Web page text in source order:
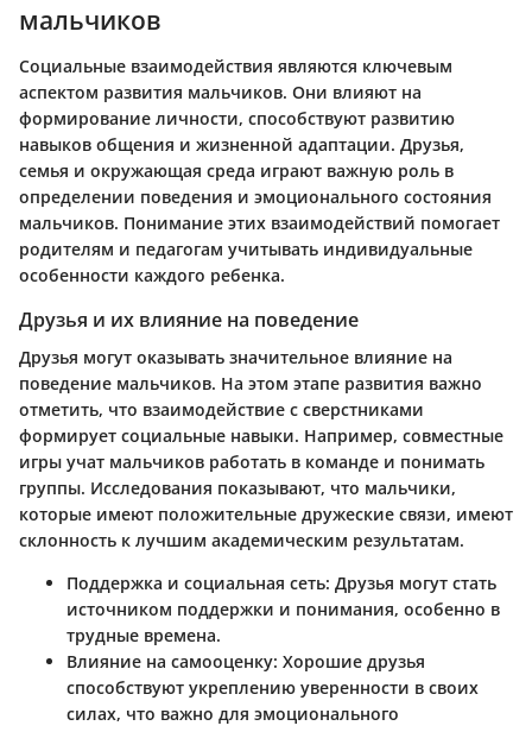
мальчиков
Социальные взаимодействия являются ключевым
аспектом развития мальчиков. Они влияют на
формирование личности, способствуют развитию
навыков общения и жизненной адаптации. Друзья,
семья и окружающая среда играют важную роль в
определении поведения и эмоционального состояния
мальчиков. Понимание этих взаимодействий помогает
родителям и педагогам учитывать индивидуальные
особенности каждого ребенка.
Друзья и их влияние на поведение
Друзья могут оказывать значительное влияние на
поведение мальчиков. На этом этапе развития важно
отметить, что взаимодействие с сверстниками
формирует социальные навыки. Например, совместные
игры учат мальчиков работать в команде и понимать
группы. Исследования показывают, что мальчики,
которые имеют положительные дружеские связи, имеют
склонность к лучшим академическим результатам.
Поддержка и социальная сеть: Друзья могут стать
источником поддержки и понимания, особенно в
трудные времена.
Влияние на самооценку: Хорошие друзья
способствуют укреплению уверенности в своих
силах, что важно для эмоционального